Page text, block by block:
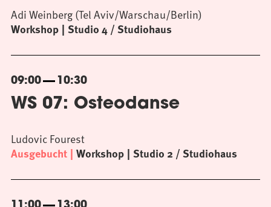
Workshop Studio 4 / Studiohaus
Adi Weinberg (Tel Aviv/Warschau/Berlin)
09:00 10:30
WS 07: Osteodanse
Ausgebucht Workshop Studio 2 / Studiohaus
Ludovic Fourest